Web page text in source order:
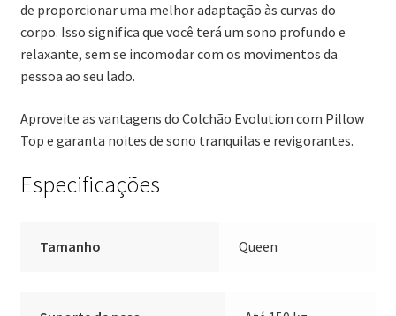
de proporcionar uma melhor adaptação às curvas do
corpo. Isso significa que você terá um sono profundo e
relaxante, sem se incomodar com os movimentos da
pessoa ao seu lado.
Aproveite as vantagens do Colchão Evolution com Pillow
Top e garanta noites de sono tranquilas e revigorantes.
Especificações
Tamanho Queen